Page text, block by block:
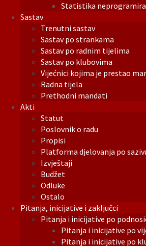
Statistika
Sastav
Trenutni sastav
Sastav po strankama
Sastav po radnim tijelima
Sastav po klubovima
Vijećnici kojima je prestao
Radna tijela
Prethodni mandati
Akti
Statut
Poslovnik o radu
Propisi
Platforma djelovanja po
Izvještaji
Budžet
Odluke
Ostalo
Pitanja, inicijative i zaključci
Pitanja i inicijative po
Pitanja i inicijative po
Pitanja i inicijative po